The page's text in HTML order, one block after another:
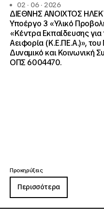
02 · 06 · 2026
ΔΙΕΘΝΗΣ ΑΝΟΙΧΤΟΣ
Υποέργο 3 «Υλικό
«Κέντρα Εκπαίδευσης για
Αειφορία (Κ.Ε.ΠΕ.Α.)»,
Δυναμικό και Κοινωνική
ΟΠΣ 6004470.
Προκηρύξεις
Περισσότερα